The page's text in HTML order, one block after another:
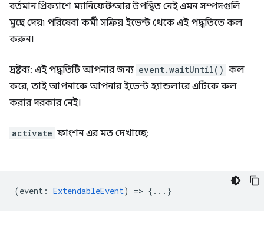
বর্তমান প্রিক্যাশে ম্যানিফেস্টে আর উপস্থিত নেই এমন সম্পদগুলি
মুছে দেয়৷ পরিষেবা কর্মী সক্রিয় ইভেন্ট থেকে এই পদ্ধতিতে কল
করুন।
দ্রষ্টব্য: এই পদ্ধতিটি আপনার জন্য event.waitUntil() কল
করে, তাই আপনাকে আপনার ইভেন্ট হ্যান্ডলারে এটিকে কল
করার দরকার নেই।
activate ফাংশন এর মত দেখাচ্ছে:
(event : ExtendableEvent) => {...}